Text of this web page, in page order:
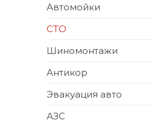
Автомойки
СТО
Шиномонтажи
Антикор
Эвакуация авто
АЗС